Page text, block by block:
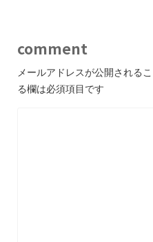
comment
メールアドレスが公開される
る欄は必須項目です